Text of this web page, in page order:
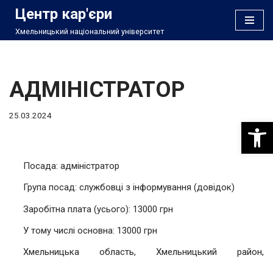
Перейти
Центр кар'єри
Хмельницький національний університет
АДМІНІСТРАТОР
25.03.2024
Посада: адміністратор
Група посад: службовці з інформування (довідок)
Заробітна плата (усього): 13000 грн
У тому числі основна: 13000 грн
Хмельницька область, Хмельницький район,